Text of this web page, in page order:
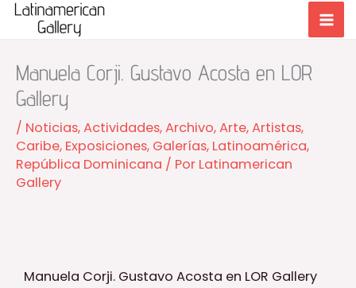
Manuela Corji. Gustavo Acosta en LOR
Gallery
/ Noticias,Actividades,Archivo,Arte,Artistas,
Caribe, Exposiciones, Galerías, Latinoamérica,
República Dominicana / Por Latinamerican
Gallery
Manuela Corji. Gustavo Acosta en LOR Gallery